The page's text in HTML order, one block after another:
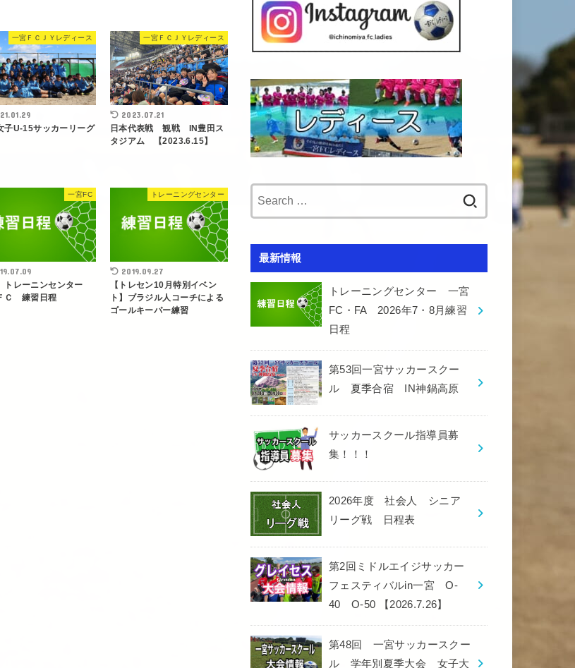
一宮ＦＣＪＹレディース
子U-15サッカーリーグ
一宮ＦＣＪＹレディース
2023.07.21
日本代表戦 観戦 IN豊田ス
タジアム 【2023.6.15】
一宮FC
レーニンセンター
Ｃ 練習日程
トレーニングセンター
2019.09.27
【トレセン10月特別イベン
ト】ブラジル人コーチによる
ゴールキーパー練習
最新情報
トレーニングセンター 一宮
FC・FA 2026年7・8月練習
日程
第53回一宮サッカースクー
ル 夏季合宿 IN神鍋高原
サッカースクール指導員募
集！！！
2026年度 社会人 シニア
リーグ戦 日程表
第2回ミドルエイジサッカー
フェスティバルin一宮 O-
40 O-50 【2026.7.26】
第48回 一宮サッカースクー
ル 学年別夏季大会 女子大